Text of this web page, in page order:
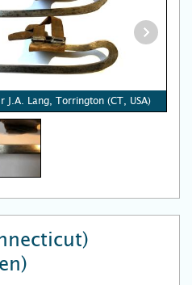
J.A. Lang, Torrington (CT, USA)